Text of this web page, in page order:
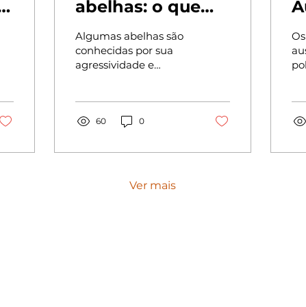
abelhas: o que
fazer?
Algumas abelhas são
conhecidas por sua
agressividade e
como se proteger e
60 0
Ver mais